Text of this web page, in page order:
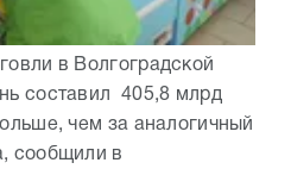
в Волгоградской
составил 405,8 млрд
чем за аналогичный
сообщили в